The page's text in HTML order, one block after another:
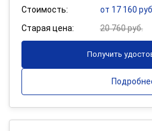
Стоимость:
от 17 160 руб.
Старая цена:
20 760 руб.
Получить